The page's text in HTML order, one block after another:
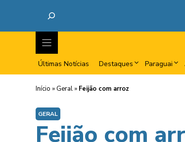
Últimas Notícias Destaques Paraguai
Início » Geral » Feijão com arroz
GERAL
Feijão com